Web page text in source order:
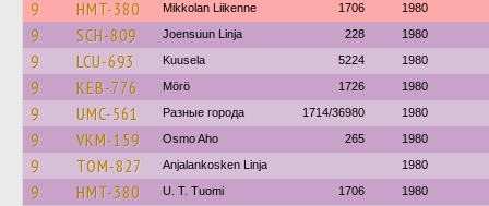
9 HMT-380 Mikkolan Liikenne 1706 1980
9 SCH-809 Joensuun Linja 228 1980
9 LCU-693 Kuusela 5224 1980
9 KEB-776 Mörö 1726 1980
9 UMC-561 Разные города 1714/36980 1980
9 VKM-159 Osmo Aho 265 1980
9 TOM-827 Anjalankosken Linja 1980
9 HMT-380 U. T. Tuomi 1706 1980